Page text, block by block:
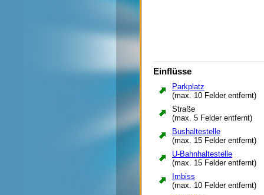
Kleines Wohnhaus
Kraftwerk
Laden (Nahrung)
Lagerhalle
Marktplatz
Mülldeponie
mittleres Wohnhaus
Museum
Parkplatz
Platz
Polizei
Raketenbasis
Einflüsse
Parkplatz
(max. 10 Felder entfernt)
Straße
(max. 5 Felder entfernt)
Bushaltestelle
(max. 15 Felder entfernt)
U-Bahnhaltestelle
(max. 15 Felder entfernt)
Imbiss
(max. 10 Felder entfernt)